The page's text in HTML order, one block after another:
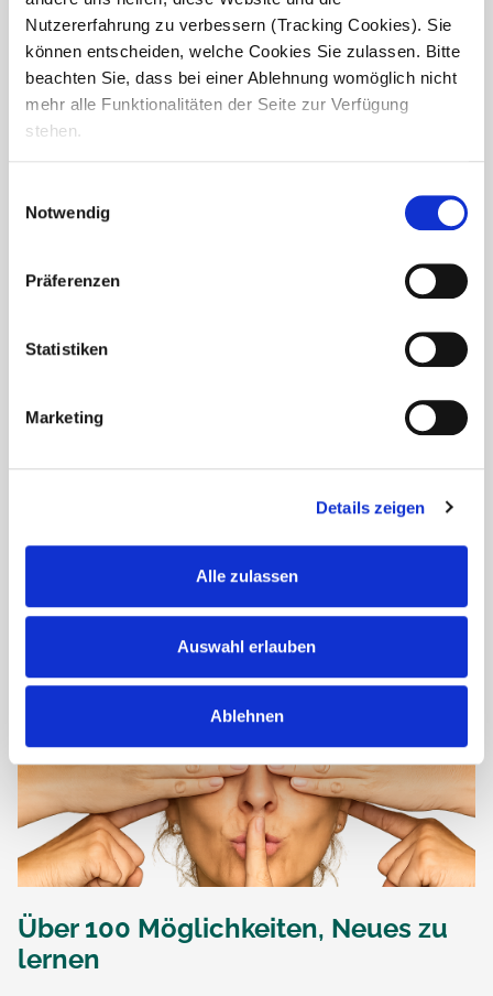
Nutzererfahrung zu verbessern (Tracking Cookies). Sie
können entscheiden, welche Cookies Sie zulassen. Bitte
beachten Sie, dass bei einer Ablehnung womöglich nicht
mehr alle Funktionalitäten der Seite zur Verfügung
stehen.
Notwendig
Präferenzen
Statistiken
Marketing
Details zeigen
Alle zulassen
Auswahl erlauben
Ablehnen
Oliver
Sanchez ist neuer CFO
Finanzen (CFO) bei compassio begrüßen zu dürfen. Seit
Über 100 Möglichkeiten, Neues zu
lernen